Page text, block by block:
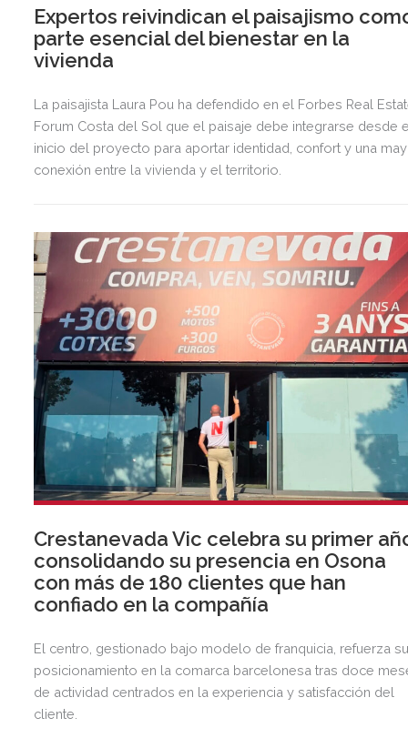
Expertos reivindican el paisajismo
parte esencial del bienestar en la
vivienda
La paisajista Laura Pou ha defendido en el Forbes Real
Forum Costa del Sol que el paisaje debe integrarse desde
inicio del proyecto para aportar identidad, confort y una
conexión entre la vivienda y el territorio.
Crestanevada Vic celebra su primer
consolidando su presencia en Osona
con más de 180 clientes que han
confiado en la compañía
El centro, gestionado bajo modelo de franquicia, refuerza
posicionamiento en la comarca barcelonesa tras doce
de actividad centrados en la experiencia y satisfacción del
cliente.